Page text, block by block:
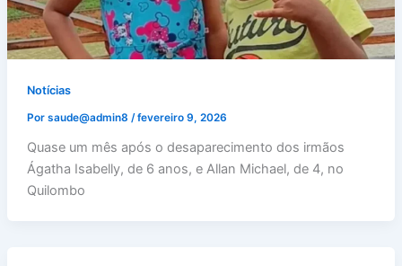
Notícias
Por saude@admin8 /fevereiro 9, 2026
Quase um mês após o desaparecimento dos irmãos
Ágatha Isabelly, de 6 anos, e Allan Michael, de 4, no
Quilombo